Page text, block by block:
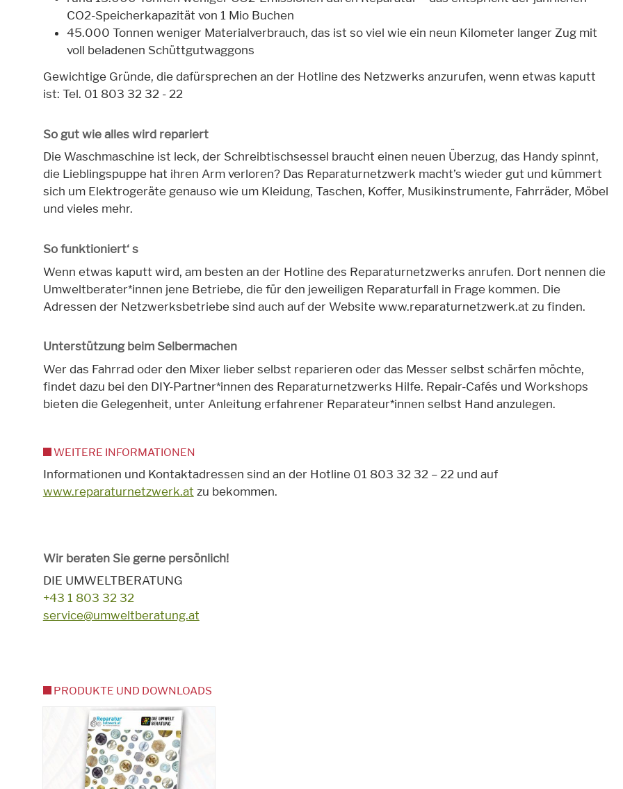
CO2-Speicherkapazität von 1 Mio Buchen
45.000 Tonnen weniger Materialverbrauch, das ist so viel wie ein neun Kilometer langer Zug mit
voll beladenen Schüttgutwaggons
Gewichtige Gründe, die dafürsprechen an der Hotline des Netzwerks anzurufen, wenn etwas kaputt
ist: Tel. 01 803 32 32 - 22
So gut wie alles wird repariert
Die Waschmaschine ist leck, der Schreibtischsessel braucht einen neuen Überzug, das Handy spinnt,
die Lieblingspuppe hat ihren Arm verloren? Das Reparaturnetzwerk macht’s wieder gut und kümmert
sich um Elektrogeräte genauso wie um Kleidung, Taschen, Koffer, Musikinstrumente, Fahrräder, Möbel
und vieles mehr.
So funktioniert‘ s
Wenn etwas kaputt wird, am besten an der Hotline des Reparaturnetzwerks anrufen. Dort nennen die
Umweltberater*innen jene Betriebe, die für den jeweiligen Reparaturfall in Frage kommen. Die
Adressen der Netzwerksbetriebe sind auch auf der Website www.reparaturnetzwerk.at zu finden.
Unterstützung beim Selbermachen
Wer das Fahrrad oder den Mixer lieber selbst reparieren oder das Messer selbst schärfen möchte,
findet dazu bei den DIY-Partner*innen des Reparaturnetzwerks Hilfe. Repair-Cafés und Workshops
bieten die Gelegenheit, unter Anleitung erfahrener Reparateur*innen selbst Hand anzulegen.
WEITERE INFORMATIONEN
Informationen und Kontaktadressen sind an der Hotline 01 803 32 32 – 22 und auf
www.reparaturnetzwerk.at zu bekommen.
Wir beraten Sie gerne persönlich!
DIE UMWELTBERATUNG
+43 1 803 32 32
service@umweltberatung.at
PRODUKTE UND DOWNLOADS